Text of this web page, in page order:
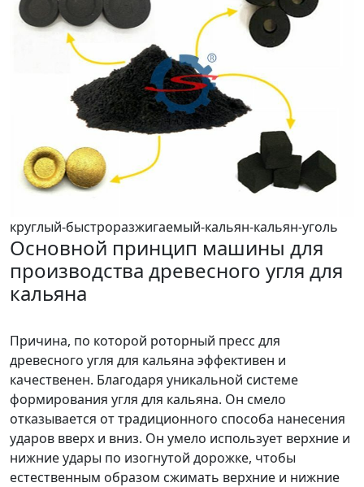
круглый-быстроразжигаемый-кальян-кальян-уголь
Основной принцип машины для
производства древесного угля для
кальяна
Причина, по которой роторный пресс для
древесного угля для кальяна эффективен и
качественен. Благодаря уникальной системе
формирования угля для кальяна. Он смело
отказывается от традиционного способа нанесения
ударов вверх и вниз. Он умело использует верхние и
нижние удары по изогнутой дорожке, чтобы
естественным образом сжимать верхние и нижние